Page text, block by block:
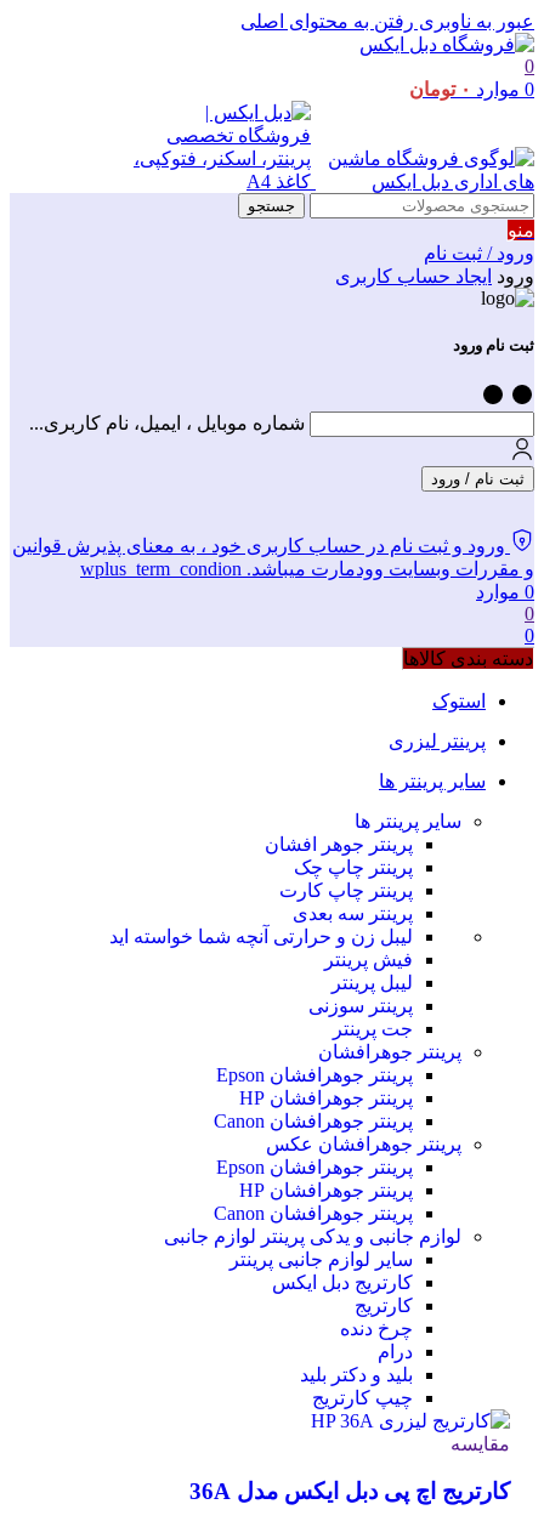
عبور به ناوبری رفتن به محتوای اصلی
0
0 موارد ۰ تومان
جستجو
منو
ورود / ثبت نام
ورود ایجاد حساب کاربری
ثبت نام ورود
شماره موبایل ، ایمیل، نام کاربری...
ثبت نام / ورود
ورود و ثبت نام در حساب کاربری خود ، به معنای پذیرش قوانین
و مقررات وبسایت وودمارت میباشد. wplus_term_condion
0 موارد
0
0
دسته بندی کالاها
استوک
پرینتر لیزری
سایر پرینتر ها
سایر پرینتر ها
پرینتر جوهر افشان
پرینتر چاپ چک
پرینتر چاپ کارت
پرینتر سه بعدی
لیبل زن و حرارتی آنچه شما خواسته اید
فیش پرینتر
لیبل پرینتر
پرینتر سوزنی
جت پرینتر
پرینتر جوهرافشان
پرینتر جوهرافشان Epson
پرینتر جوهرافشان HP
پرینتر جوهرافشان Canon
پرینتر جوهرافشان عکس
پرینتر جوهرافشان Epson
پرینتر جوهرافشان HP
پرینتر جوهرافشان Canon
لوازم جانبی و یدکی پرینتر لوازم جانبی
سایر لوازم جانبی پرینتر
کارتریج دبل ایکس
کارتریج
چرخ دنده
درام
بلید و دکتر بلید
چیپ کارتریج
مقایسه
کارتریج اچ پی دبل ایکس مدل 36A